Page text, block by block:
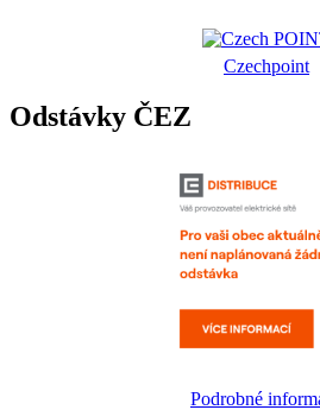
Czechpoint
Odstávky ČEZ
Podrobné